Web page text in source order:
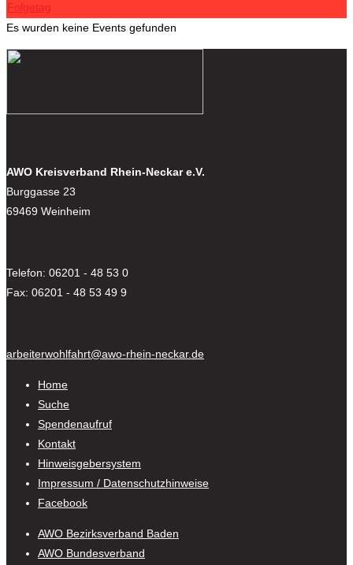
Folgetag
Es wurden keine Events gefunden
AWO Kreisverband Rhein-Neckar e.V.
Burggasse 23
69469 Weinheim
Telefon: 06201 - 48 53 0
Fax: 06201 - 48 53 49 9
arbeiterwohlfahrt@awo-rhein-neckar.de
Home
Suche
Spendenaufruf
Kontakt
Hinweisgebersystem
Impressum / Datenschutzhinweise
Facebook
AWO Bezirksverband Baden
AWO Bundesverband